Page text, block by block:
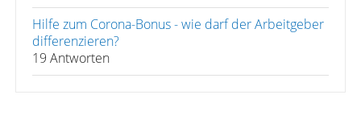
Hilfe zum Corona-Bonus - wie darf der Arbeitgeber
differenzieren?
19 Antworten